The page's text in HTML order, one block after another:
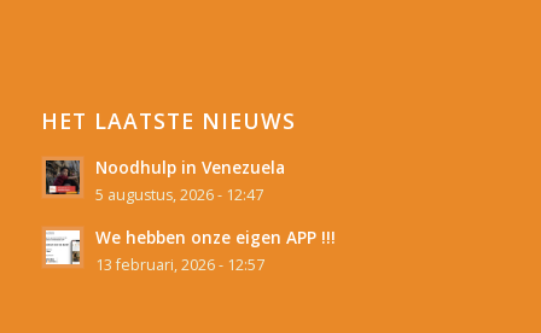
HET LAATSTE NIEUWS
Noodhulp in Venezuela
5 augustus, 2026 - 12:47
We hebben onze eigen APP !!!
13 februari, 2026 - 12:57